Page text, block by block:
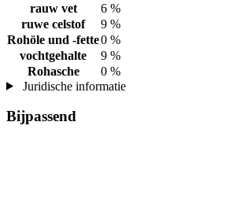
rauw vet
6 %
ruwe celstof
9 %
Rohöle und -fette0 %
vochtgehalte
9 %
Rohasche
0 %
Juridische informatie
Bijpassend